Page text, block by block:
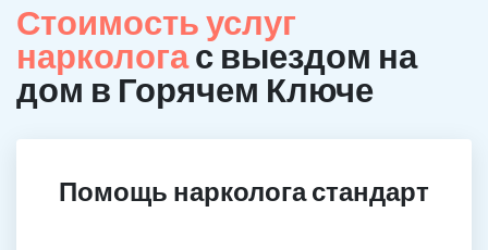
Стоимость услуг
наркологас выездом на
дом в Горячем Ключе
Помощь нарколога стандарт